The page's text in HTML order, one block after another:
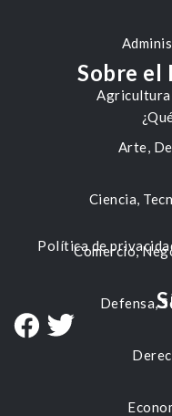
Arte,
Ciencia,
Comercio,
Defensa,
Sobre el
Política de